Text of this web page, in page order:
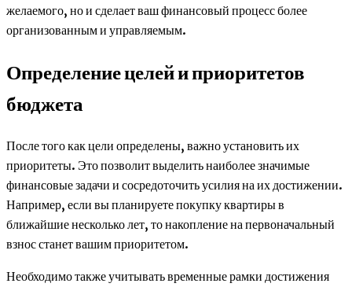
желаемого, но и сделает ваш финансовый процесс более
организованным и управляемым.
Определение целей и приоритетов
бюджета
После того как цели определены, важно установить их
приоритеты. Это позволит выделить наиболее значимые
финансовые задачи и сосредоточить усилия на их достижении.
Например, если вы планируете покупку квартиры в
ближайшие несколько лет, то накопление на первоначальный
взнос станет вашим приоритетом.
Необходимо также учитывать временные рамки достижения